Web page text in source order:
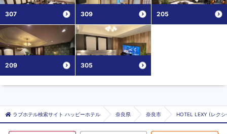
307 309 205
209 305
ラブホテル検索サイト ハッピーホテル 奈良県 奈良市 HOTEL LEXY (レク